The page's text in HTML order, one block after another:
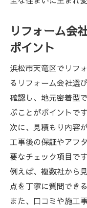
リフォーム会
ポイント
浜松市天竜区でリフ
るリフォーム会社選
確認し、地元密着型
ぶことがポイントです
次に、見積もり内容
工事後の保証やアフ
要なチェック項目です
例えば、複数社から
点を丁寧に質問でき
また、口コミや施工